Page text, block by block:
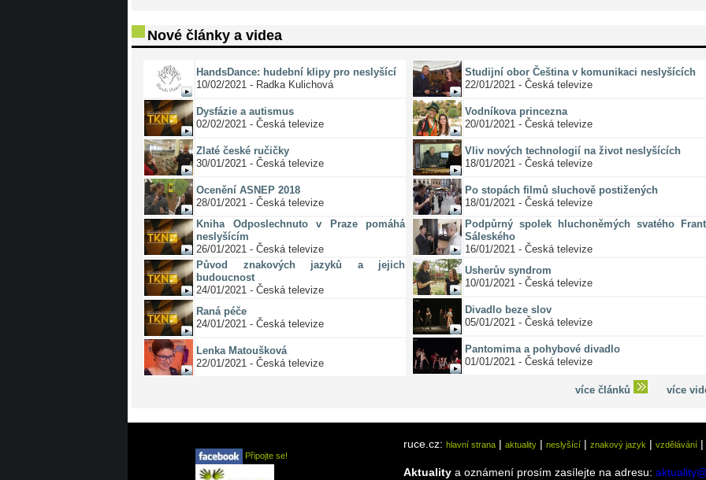
Nové články a videa
HandsDance: hudební klipy pro neslyšící
10/02/2021 - Radka Kulichová
Dysfázie a autismus
02/02/2021 - Česká televize
Zlaté české ručičky
30/01/2021 - Česká televize
Ocenění ASNEP 2018
28/01/2021 - Česká televize
Kniha Odposlechnuto v Praze pomáhá
neslyšícím
26/01/2021 - Česká televize
Původ znakových jazyků a jejich
budoucnost
24/01/2021 - Česká televize
Raná péče
24/01/2021 - Česká televize
Lenka Matoušková
22/01/2021 - Česká televize
Studijní obor Čeština v komunikaci neslyšících
22/01/2021 - Česká televize
Vodníkova princezna
20/01/2021 - Česká televize
Vliv nových technologií na život neslyšících
18/01/2021 - Česká televize
Po stopách filmů sluchově postižených
18/01/2021 - Česká televize
Podpůrný spolek hluchoněmých svatého
Sáleského
16/01/2021 - Česká televize
Usherův syndrom
10/01/2021 - Česká televize
Divadlo beze slov
05/01/2021 - Česká televize
Pantomima a pohybové divadlo
01/01/2021 - Česká televize
více článků více
Připojte se!
ruce.cz: hlavní strana| aktuality| neslyšící| znakový jazyk | vzdělávání|
Aktuality a oznámení prosím zasílejte na adresu: